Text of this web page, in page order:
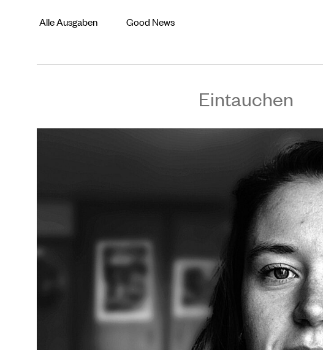
Alle Ausgaben Good News
Eintauchen